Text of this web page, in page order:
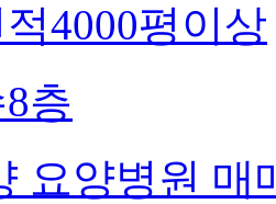
4000평이상
8층
요양병원 매